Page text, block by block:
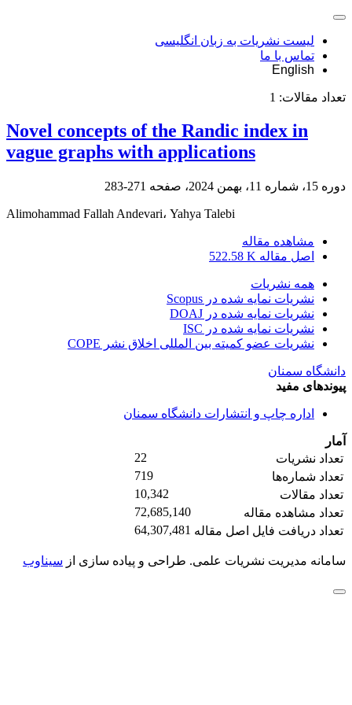
لیست نشریات به زبان انگلیسی
تماس با ما
English
تعداد مقالات: 1
Novel concepts of the Randic index in
vague graphs with applications
دوره 15، شماره 11، بهمن 2024، صفحه 271-283
Alimohammad Fallah Andevari، Yahya Talebi
مشاهده مقاله
اصل مقاله 522.58 K
همه نشریات
نشریات نمایه شده در Scopus
نشریات نمایه شده در DOAJ
نشریات نمایه شده در ISC
نشریات عضو کمیته بین المللی اخلاق نشر COPE
دانشگاه سمنان
پیوندهای مفید
اداره چاپ و انتشارات دانشگاه سمنان
آمار
تعداد نشریات
22
تعداد شماره‌ها
719
تعداد مقالات
10,342
تعداد مشاهده مقاله
72,685,140
تعداد دریافت فایل اصل مقاله 64,307,481
سامانه مدیریت نشریات علمی. طراحی و پیاده سازی از سیناوب